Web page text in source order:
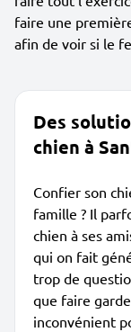
faire une
afin de voir si le
Des
chien à
Confier son
famille ? Il
chien à ses
qui on fait
trop de
que faire
inconvénient